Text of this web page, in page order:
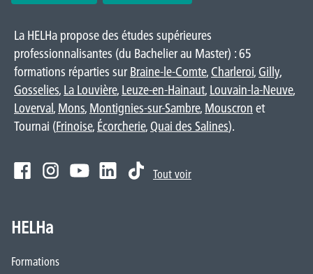
La HELHa propose des études supérieures
professionnalisantes (du Bachelier au Master) : 65
formations réparties surBraine-le-Comte, Charleroi, Gilly,
Gosselies, La Louvière, Leuze-en-Hainaut, Louvain-la-Neuve,
Loverval, Mons, Montignies-sur-Sambre, Mouscron et
Tournai (Frinoise, Écorcherie, Quai des Salines).
Tout voir
HELHa
Formations